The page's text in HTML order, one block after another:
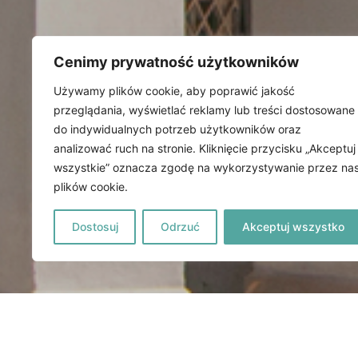
Cenimy prywatność użytkowników
Używamy plików cookie, aby poprawić jakość
przeglądania, wyświetlać reklamy lub treści dostosowane
do indywidualnych potrzeb użytkowników oraz
analizować ruch na stronie. Kliknięcie przycisku „Akceptuj
wszystkie” oznacza zgodę na wykorzystywanie przez
plików cookie.
Dostosuj Odrzuć Akceptuj wszystko